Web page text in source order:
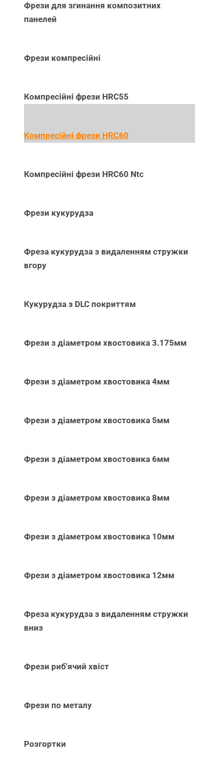
Фрези для згинання композитних
панелей
Фрези компресійні
Компресійні фрези HRC55
Компресійні фрези HRC60
Компресійні фрези HRC60 Ntc
Фрези кукурудза
Фреза кукурудза з видаленням стружки
вгору
Кукурудза з DLC покриттям
Фрези з діаметром хвостовика 3.175мм
Фрези з діаметром хвостовика 4мм
Фрези з діаметром хвостовика 5мм
Фрези з діаметром хвостовика 6мм
Фрези з діаметром хвостовика 8мм
Фрези з діаметром хвостовика 10мм
Фрези з діаметром хвостовика 12мм
Фреза кукурудза з видаленням стружки
вниз
Фрези риб'ячий хвіст
Фрези по металу
Розгортки